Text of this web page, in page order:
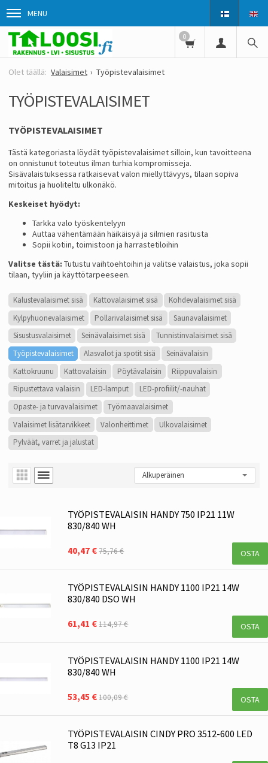
MENU
0
Valaisimet Työpistevalaisimet
TYÖPISTEVALAISIMET
TYÖPISTEVALAISIMET
Tästä kategoriasta löydät työpistevalaisimet silloin, kun tavoitteena
on onnistunut toteutus ilman turhia kompromisseja.
Sisävalaistuksessa ratkaisevat valon miellyttävyys, tilaan sopiva
mitoitus ja huoliteltu ulkonäkö.
Keskeiset hyödyt:
Tarkka valo työskentelyyn
Auttaa vähentämään häikäisyä ja silmien rasitusta
Sopii kotiin, toimistoon ja harrastetiloihin
Valitse tästä: Tutustu vaihtoehtoihin ja valitse valaistus, joka sopii
tilaan, tyyliin ja käyttötarpeeseen.
Kalustevalaisimet sisä Kattovalaisimet sisä
Kohdevalaisimet sisä
Kylpyhuonevalaisimet
Pollarivalaisimet sisä
Saunavalaisimet
Sisustusvalaisimet
Seinävalaisimet sisä
Tunnistinvalaisimet sisä
Työpistevalaisimet
Alasvalot ja spotit sisä
Seinävalaisin
Kattokruunu
Kattovalaisin Pöytävalaisin
Riippuvalaisin
Ripustettava valaisin
LED-lamput
LED-profiilit/-nauhat
Opaste- ja turvavalaisimet
Työmaavalaisimet
Valaisimet lisätarvikkeet
Valonheittimet
Ulkovalaisimet
Pylväät, varret ja jalustat
TYÖPISTEVALAISIN HANDY 750 IP21 11W
830/840 WH
40,47 €75,76 € OSTA
TYÖPISTEVALAISIN HANDY 1100 IP21 14W
830/840 DSO WH
61,41 €114,97 € OSTA
TYÖPISTEVALAISIN HANDY 1100 IP21 14W
830/840 WH
53,45 €100,09 € OSTA
TYÖPISTEVALAISIN CINDY PRO 3512-600 LED
T8 G13 IP21